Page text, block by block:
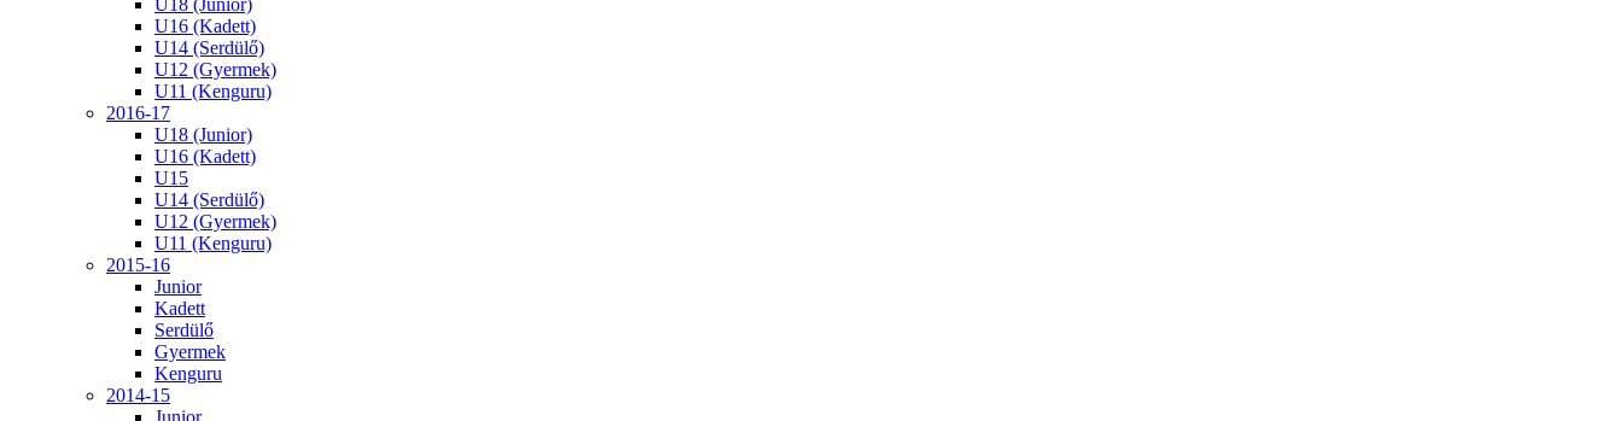
U16 (Kadett)
U14 (Serdülő)
U12 (Gyermek)
U11 (Kenguru)
2016-17
U18 (Junior)
U16 (Kadett)
U15
U14 (Serdülő)
U12 (Gyermek)
U11 (Kenguru)
2015-16
Junior
Kadett
Serdülő
Gyermek
Kenguru
2014-15
Junior